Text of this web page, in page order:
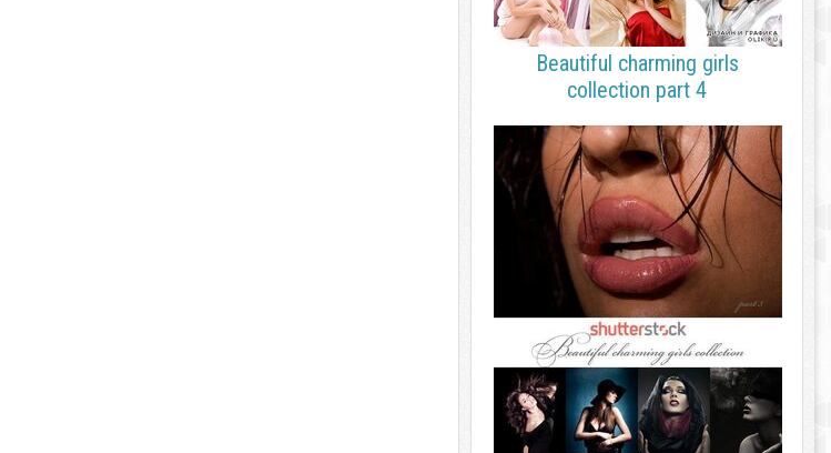
Beautiful charming girls
collection part 4